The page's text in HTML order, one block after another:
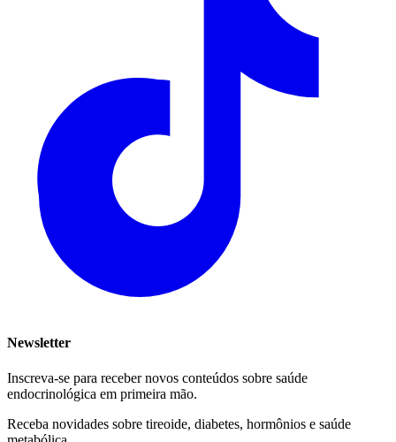
Newsletter
Inscreva-se para receber novos conteúdos sobre saúde
endocrinológica em primeira mão.
Receba novidades sobre tireoide, diabetes, hormônios e saúde